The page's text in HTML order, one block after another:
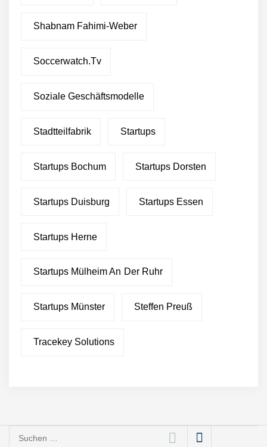
Shabnam Fahimi-Weber
Soccerwatch.tv
Soziale Geschäftsmodelle
Stadtteilfabrik Startups
Startups Bochum Startups Dorsten
Startups Duisburg Startups Essen
Startups Herne
Startups Mülheim An Der Ruhr
Startups Münster Steffen Preuß
Tracekey Solutions
Green Club will eine Million
Wachstumskapital
Ghost-Kitchen-Konzept in
erfolgreich
jetzt beantwortet dir die
in den EV-Ladedienstleister
Suchen